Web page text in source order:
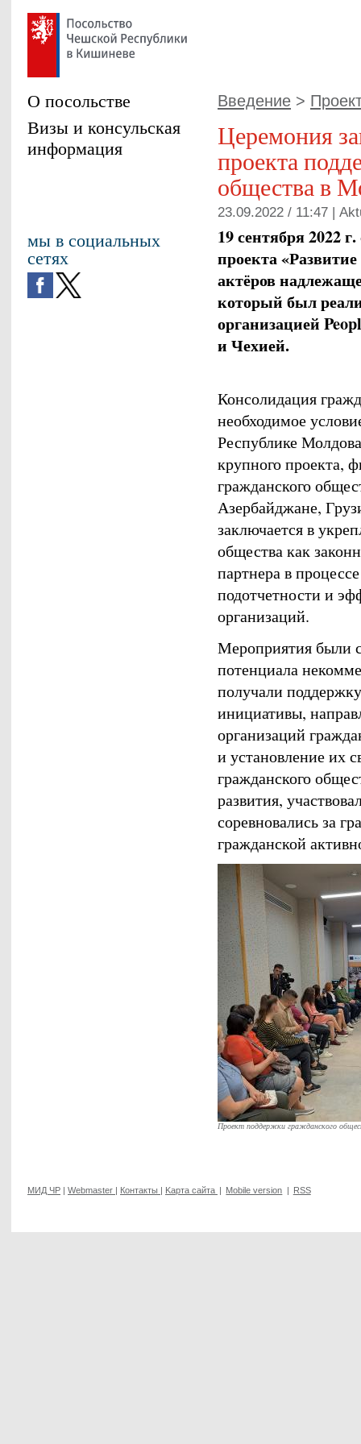
Введение >
Церемония
проекта
общества в
23.09.2022 / 11:47 |
19 сентября 2022
проекта
актёров
который был
организацией
и Чехией.
Консолидация
необходимое
Республике
крупного проекта,
гражданского
Азербайджане,
заключается в
общества как
партнера в
подотчетности и
организаций.
Мероприятия были
потенциала
получали
инициативы,
организаций
и установление их
гражданского
развития,
соревновались за
гражданской
Проект поддержки гражданского
О посольстве
Визы и консульская
информация
мы в социальных
сетях
МИД ЧР | Webmaster | Контакты | Kарта сайта | Mobile version | RSS